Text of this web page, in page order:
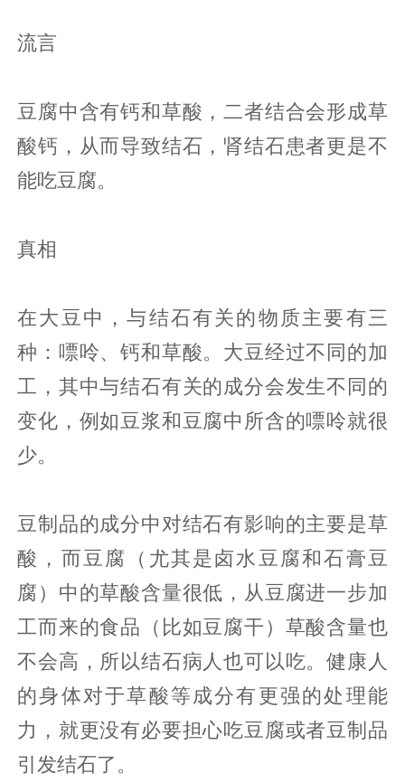
流言
豆腐中含有钙和草酸，二者结合会形成草
酸钙，从而导致结石，肾结石患者更是不
能吃豆腐。
真相
在大豆中，与结石有关的物质主要有三
种：嘌呤、钙和草酸。大豆经过不同的加
工，其中与结石有关的成分会发生不同的
变化，例如豆浆和豆腐中所含的嘌呤就很
少。
豆制品的成分中对结石有影响的主要是草
酸，而豆腐（尤其是卤水豆腐和石膏豆
腐）中的草酸含量很低，从豆腐进一步加
工而来的食品（比如豆腐干）草酸含量也
不会高，所以结石病人也可以吃。健康人
的身体对于草酸等成分有更强的处理能
力，就更没有必要担心吃豆腐或者豆制品
引发结石了。